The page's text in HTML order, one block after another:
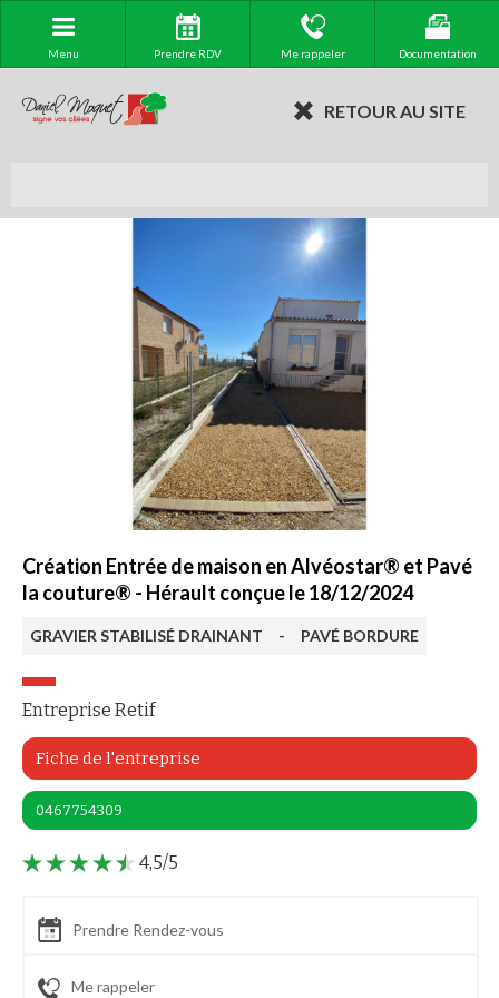
Menu Prendre RDV Me rappeler Documentation
RETOUR AU SITE
Création Entrée de maison en Alvéostar® et Pavé
la couture® - Hérault conçue le 18/12/2024
GRAVIER STABILISÉ DRAINANT - PAVÉ BORDURE
Entreprise Retif
Fiche de l'entreprise
0467754309
4,5/5
Prendre Rendez-vous
Me rappeler